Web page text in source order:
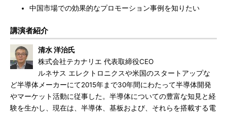
中国市場での効果的なプロモーション事例を知りたい
講演者紹介
清水 洋治氏
株式会社テカナリエ 代表取締役CEO
ルネサス エレクトロニクスや米国のスタートアップな
ど半導体メーカーにて2015年まで30年間にわたって半導体開発
やマーケット活動に従事した。半導体についての豊富な知見と経
験を生かし、現在は、半導体、基板および、それらを搭載する電